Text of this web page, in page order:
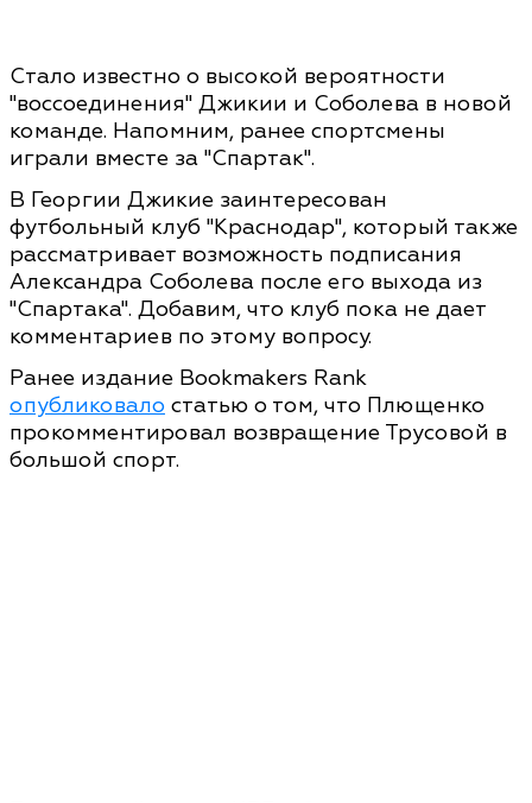
Стало известно о высокой вероятности
"воссоединения" Джикии и Соболева в новой
команде. Напомним, ранее спортсмены
играли вместе за "Спартак".
В Георгии Джикие заинтересован
футбольный клуб "Краснодар", который также
рассматривает возможность подписания
Александра Соболева после его выхода из
"Спартака". Добавим, что клуб пока не дает
комментариев по этому вопросу.
Ранее издание Bookmakers Rank
опубликовало статью о том, что Плющенко
прокомментировал возвращение Трусовой в
большой спорт.